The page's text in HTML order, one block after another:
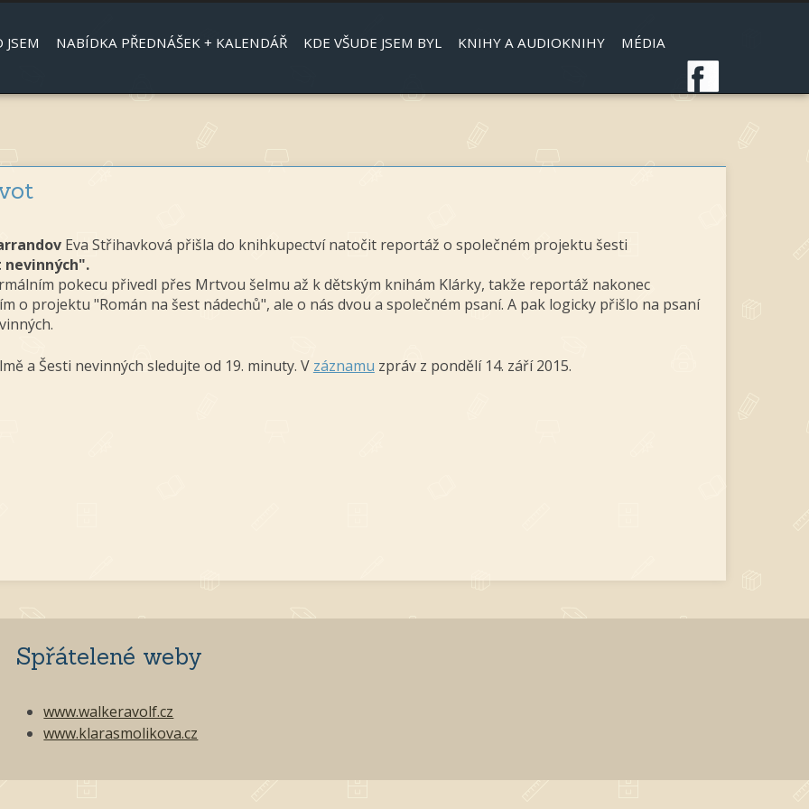
JSEM NABÍDKA PŘEDNÁŠEK + KALENDÁŘ KDE VŠUDE JSEM BYL KNIHY A AUDIOKNIHY MÉDIA
Eva Střihavková přišla do knihkupectví natočit reportáž o společném projektu šesti
nevinných".
pokecu přivedl přes Mrtvou šelmu až k dětským knihám Klárky, takže reportáž nakonec
o projektu "Román na šest nádechů", ale o nás dvou a společném psaní. A pak logicky přišlo na psaní
a Šesti nevinných sledujte od 19. minuty. V záznamu zpráv z pondělí 14. září 2015.
Spřátelené weby
www.walkeravolf.cz
www.klarasmolikova.cz